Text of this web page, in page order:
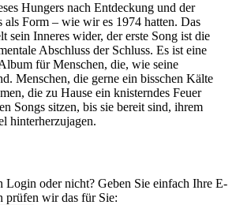
Hungers nach Entdeckung und der
als Form – wie wir es 1974 hatten. Das
sein Inneres wider, der erste Song ist die
Abschluss der Schluss. Es ist eine
für Menschen, die, wie seine
Menschen, die gerne ein bisschen Kälte
die zu Hause ein knisterndes Feuer
Songs sitzen, bis sie bereit sind, ihrem
hinterherzujagen.
Login oder nicht? Geben Sie einfach Ihre E-
prüfen wir das für Sie: